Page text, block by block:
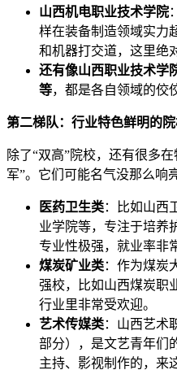
山西机电职业技术学院
样在装备制造领域实力
和机器打交道，这里绝
还有像山西职业技术学
等，都是各自领域的佼
第二梯队：行业特色鲜明的
除了“双高”院校，还有很多
军”。它们可能名气没那么响
医药卫生类：比如山西
业学院等，专注于培养
专业性极强，就业率非
煤炭矿业类：作为煤炭
强校，比如山西煤炭职
行业里非常受欢迎。
艺术传媒类：山西艺术
部分），是文艺青年们
主持、影视制作的，来